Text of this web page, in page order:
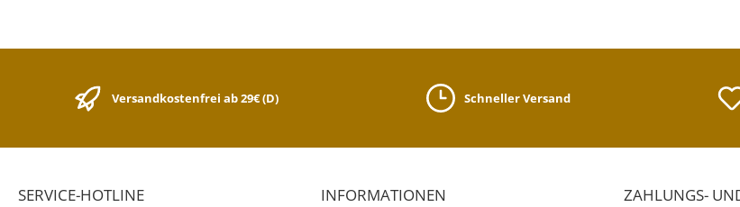
Versandkostenfrei ab 29€ (D) Schneller Versand
SERVICE-HOTLINE INFORMATIONEN ZAHLUNGS-